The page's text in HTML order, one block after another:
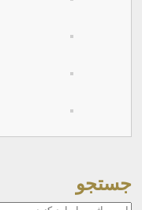
جستجو